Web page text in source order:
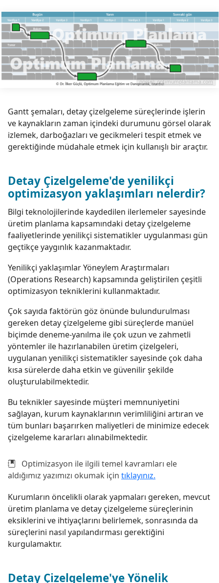
görsel:optimumplanlama.com
Gantt şemaları, detay çizelgeleme süreçlerinde işlerin
ve kaynakların zaman içindeki durumunu görsel olarak
izlemek, darboğazları ve gecikmeleri tespit etmek ve
gerektiğinde müdahale etmek için kullanışlı bir araçtır.
Detay Çizelgeleme'de yenilikçi
optimizasyon yaklaşımları nelerdir?
Bilgi teknolojilerinde kaydedilen ilerlemeler sayesinde
üretim planlama kapsamındaki detay çizelgeleme
faaliyetlerinde yenilikçi sistematikler uygulanması gün
geçtikçe yaygınlık kazanmaktadır.
Yenilikçi yaklaşımlar Yöneylem Araştırmaları
(Operations Research) kapsamında geliştirilen çeşitli
optimizasyon tekniklerini kullanmaktadır.
Çok sayıda faktörün göz önünde bulundurulması
gereken detay çizelgeleme gibi süreçlerde manüel
biçimde deneme-yanılma ile çok uzun ve zahmetli
yöntemler ile hazırlanabilen üretim çizelgeleri,
uygulanan yenilikçi sistematikler sayesinde çok daha
kısa sürelerde daha etkin ve güvenilir şekilde
oluşturulabilmektedir.
Bu teknikler sayesinde müşteri memnuniyetini
sağlayan, kurum kaynaklarının verimliliğini artıran ve
tüm bunları başarırken maliyetleri de minimize edecek
çizelgeleme kararları alınabilmektedir.
Optimizasyon ile ilgili temel kavramları ele
aldığımız yazımızı okumak için tıklayınız.
Kurumların öncelikli olarak yapmaları gereken, mevcut
üretim planlama ve detay çizelgeleme süreçlerinin
eksiklerini ve ihtiyaçlarını belirlemek, sonrasında da
süreçlerini nasıl yapılandırması gerektiğini
kurgulamaktır.
Detay Çizelgeleme'ye Yönelik